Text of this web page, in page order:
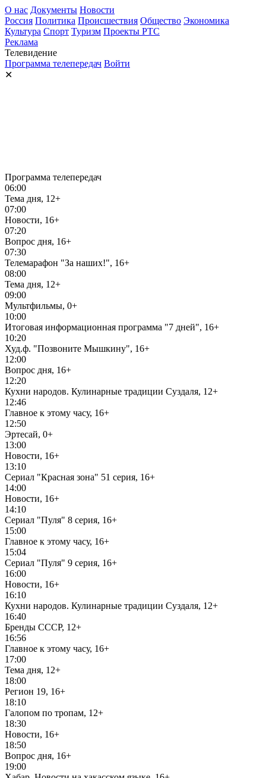
О нас Документы Новости
Россия Политика Происшествия Общество Экономика
Культура Спорт Туризм Проекты РТС
Реклама
Телевидение
Программа телепередач Войти
✕
Программа телепередач
06:00
Тема дня, 12+
07:00
Новости, 16+
07:20
Вопрос дня, 16+
07:30
Телемарафон "За наших!", 16+
08:00
Тема дня, 12+
09:00
Мультфильмы, 0+
10:00
Итоговая информационная программа "7 дней", 16+
10:20
Худ.ф. "Позвоните Мышкину", 16+
12:00
Вопрос дня, 16+
12:20
Кухни народов. Кулинарные традиции Суздаля, 12+
12:46
Главное к этому часу, 16+
12:50
Эртесай, 0+
13:00
Новости, 16+
13:10
Сериал "Красная зона" 51 серия, 16+
14:00
Новости, 16+
14:10
Сериал "Пуля" 8 серия, 16+
15:00
Главное к этому часу, 16+
15:04
Сериал "Пуля" 9 серия, 16+
16:00
Новости, 16+
16:10
Кухни народов. Кулинарные традиции Суздаля, 12+
16:40
Бренды СССР, 12+
16:56
Главное к этому часу, 16+
17:00
Тема дня, 12+
18:00
Регион 19, 16+
18:10
Галопом по тропам, 12+
18:30
Новости, 16+
18:50
Вопрос дня, 16+
19:00